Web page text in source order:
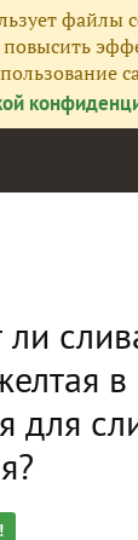
файлы
в
для